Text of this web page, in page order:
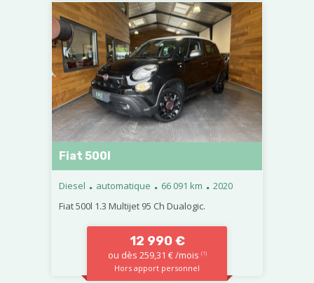
Fiat 500l
Diesel . automatique . 66 091 km . 2020
Fiat 500l 1.3 Multijet 95 Ch Dualogic.
12 990 €
ou dès 259,31 € /mois (1)
Hors apport personnel